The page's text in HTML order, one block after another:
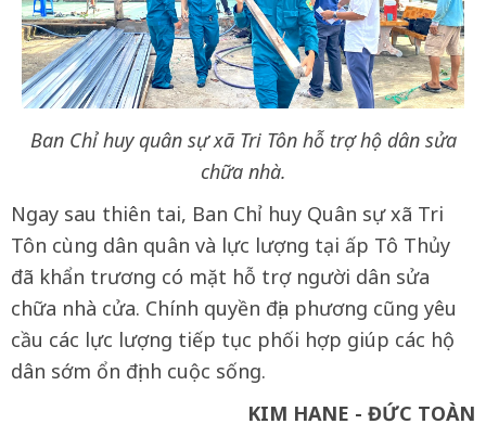
Ban Chỉ huy quân sự xã Tri Tôn hỗ trợ hộ dân sửa
chữa nhà.
Ngay sau thiên tai, Ban Chỉ huy Quân sự xã Tri
Tôn cùng dân quân và lực lượng tại ấp Tô Thủy
đã khẩn trương có mặt hỗ trợ người dân sửa
chữa nhà cửa. Chính quyền địa phương cũng yêu
cầu các lực lượng tiếp tục phối hợp giúp các hộ
dân sớm ổn định cuộc sống.
KIM HANE - ĐỨC TOÀN